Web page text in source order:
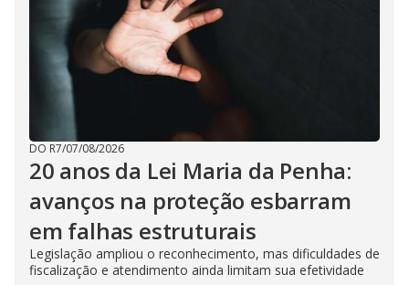
DO R7/07/08/2026
20 anos da Lei Maria da Penha:
avanços na proteção esbarram
em falhas estruturais
Legislação ampliou o reconhecimento, mas dificuldades de
fiscalização e atendimento ainda limitam sua efetividade